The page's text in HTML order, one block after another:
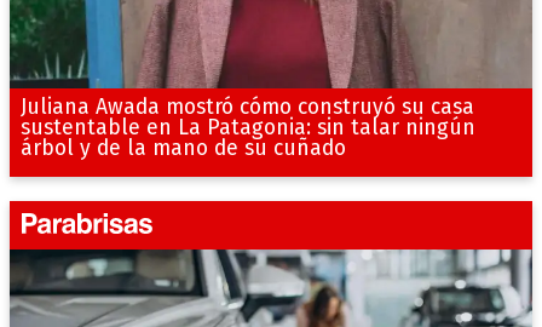
Juliana Awada mostró cómo construyó su casa
sustentable en La Patagonia: sin talar ningún
árbol y de la mano de su cuñado